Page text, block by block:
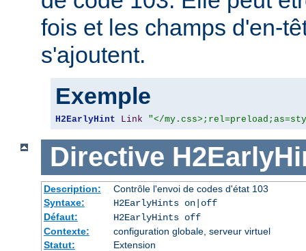
fois et les champs d'en-
s'ajoutent.
Exemple
H2EarlyHint Link "</
Directive
Description:
Contrôle l'envoi de codes d'état 103
Syntaxe:
H2EarlyHints on|off
Défaut:
H2EarlyHints off
Contexte:
configuration globale, serveur virtuel
Statut:
Extension